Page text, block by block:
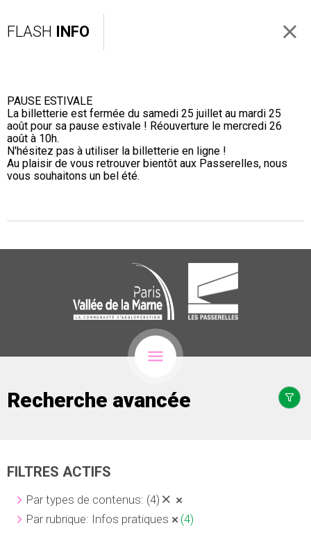
FLASH INFO
PAUSE ESTIVALE
La billetterie est fermée du samedi 25 juillet au mardi 25
août pour sa pause estivale ! Réouverture le mercredi 26
août à 10h.
N'hésitez pas à utiliser la billetterie en ligne !
Au plaisir de vous retrouver bientôt aux Passerelles, nous
vous souhaitons un bel été.
Recherche avancée
FILTRES ACTIFS
Par types de contenus: (4)
Par rubrique: Infos pratiques
(4)